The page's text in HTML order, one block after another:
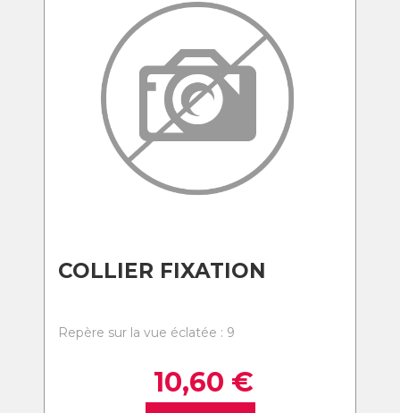
COLLIER FIXATION
Repère sur la vue éclatée : 9
10,60 €